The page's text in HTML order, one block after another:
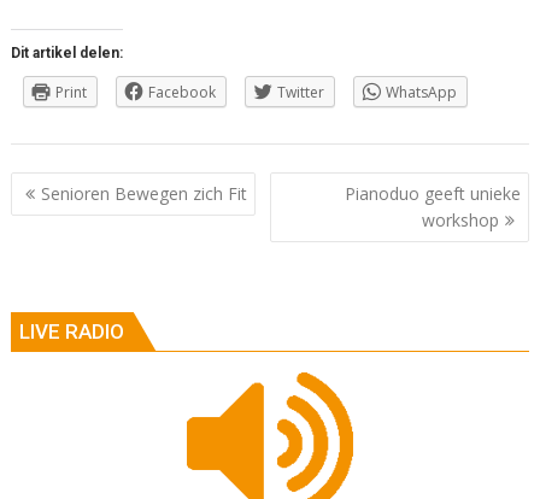
Dit artikel delen:
Print Facebook Twitter WhatsApp
Berichtnavigatie
Senioren Bewegen zich Fit
Pianoduo geeft unieke
workshop
LIVE RADIO